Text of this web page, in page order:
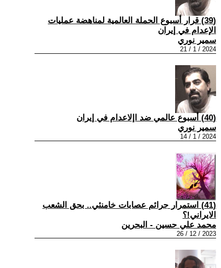
(39) قرار أسبوع الحملة العالمية لمناهضة عمليات
الإعدام في إيران
سمير نوري
2024 / 1 / 21
(40) أسبوع عالمي ضد اإلاعدام في إيران
سمير نوري
2024 / 1 / 14
(41) استمرار جرائم عصابات خامنئي.. بحق الشعب
الايراني!؟
محمد علي حسين - البحرين
2023 / 12 / 26